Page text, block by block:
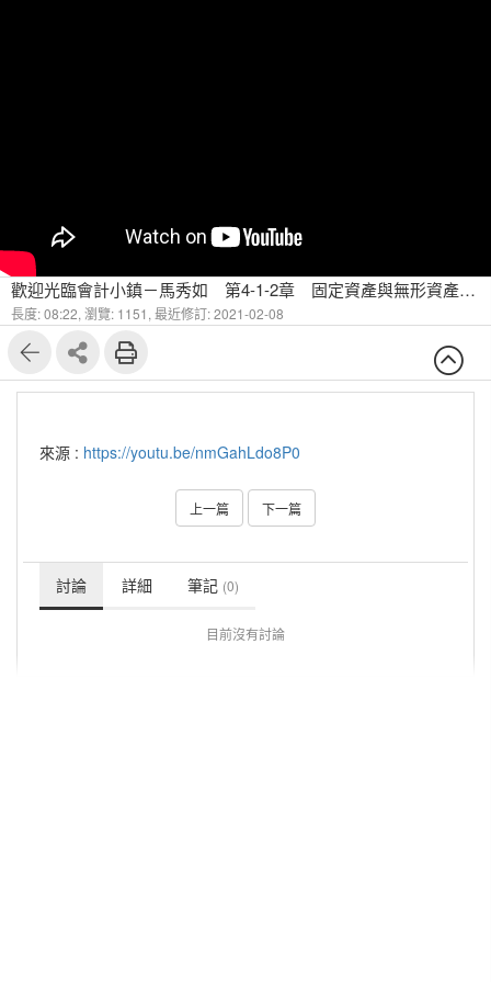
歡迎光臨會計小鎮－馬秀如 第4-1-2章 固定資產與無形資產 What is 固定資產（二）
長度: 08:22, 瀏覽: 1151, 最近修訂: 2021-02-08
來源 : https://youtu.be/nmGahLdo8P0
上一篇 下一篇
討論 詳細 筆記 (0)
目前沒有討論